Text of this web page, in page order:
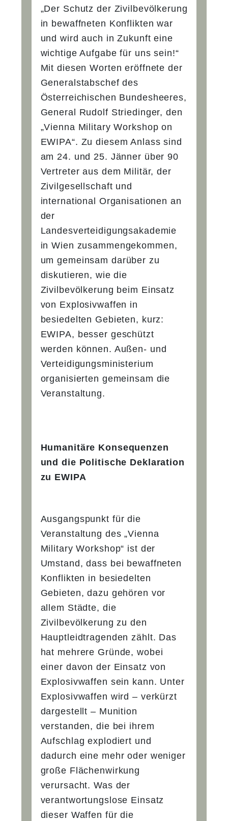
„Der Schutz der Zivilbevölkerung
in bewaffneten Konflikten war
und wird auch in Zukunft eine
wichtige Aufgabe für uns sein!“
Mit diesen Worten eröffnete der
Generalstabschef des
Österreichischen Bundesheeres,
General Rudolf Striedinger, den
„Vienna Military Workshop on
EWIPA“. Zu diesem Anlass sind
am 24. und 25. Jänner über 90
Vertreter aus dem Militär, der
Zivilgesellschaft und
international Organisationen an
der
Landesverteidigungsakademie
in Wien zusammengekommen,
um gemeinsam darüber zu
diskutieren, wie die
Zivilbevölkerung beim Einsatz
von Explosivwaffen in
besiedelten Gebieten, kurz:
EWIPA, besser geschützt
werden können. Außen- und
Verteidigungsministerium
organisierten gemeinsam die
Veranstaltung.
Humanitäre Konsequenzen
und die Politische Deklaration
zu EWIPA
Ausgangspunkt für die
Veranstaltung des „Vienna
Military Workshop“ ist der
Umstand, dass bei bewaffneten
Konflikten in besiedelten
Gebieten, dazu gehören vor
allem Städte, die
Zivilbevölkerung zu den
Hauptleidtragenden zählt. Das
hat mehrere Gründe, wobei
einer davon der Einsatz von
Explosivwaffen sein kann. Unter
Explosivwaffen wird – verkürzt
dargestellt – Munition
verstanden, die bei ihrem
Aufschlag explodiert und
dadurch eine mehr oder weniger
große Flächenwirkung
verursacht. Was der
verantwortungslose Einsatz
dieser Waffen für die